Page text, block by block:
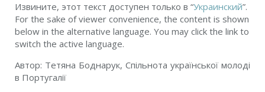
Извините, этот текст доступен только в “Украинский”.
For the sake of viewer convenience, the content is shown
below in the alternative language. You may click the link to
switch the active language.
Автор: Тетяна Боднарук, Спільнота української молоді
в Португалії